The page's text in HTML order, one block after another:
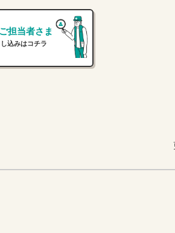
担当者さま
込みはコチラ